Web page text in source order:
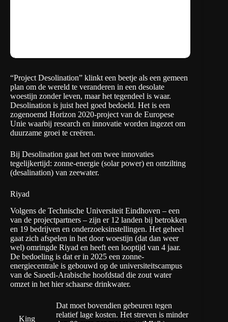
“Project Desolination” klinkt een beetje als een gemeen
plan om de wereld te veranderen in een desolate
woestijn zonder leven, maar het tegendeel is waar.
Desolination is juist heel goed bedoeld. Het is een
zogenoemd Horizon 2020-project van de Europese
Unie waarbij research en innovatie worden ingezet om
duurzame groei te creëren.
Bij Desolination gaat het om twee innovaties
tegelijkertijd: zonne-energie (solar power) en ontzilting
(desalination) van zeewater.
Riyad
Volgens de Technische Universiteit Eindhoven – een
van de projectpartners – zijn er 12 landen bij betrokken
en 19 bedrijven en onderzoeksinstellingen. Het geheel
gaat zich afspelen in het door woestijn (dat dan weer
wel) omringde Riyad en heeft een looptijd van 4 jaar.
De bedoeling is dat er in 2025 een zonne-
energiecentrale is gebouwd op de universiteitscampus
van de Saoedi-Arabische hoofdstad die zout water
omzet in het hier schaarse drinkwater.
King
Dat moet bovendien gebeuren tegen
relatief lage kosten. Het streven is minder